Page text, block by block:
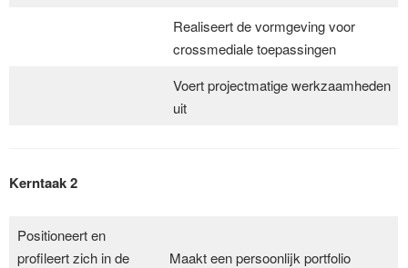
Realiseert de vormgeving voor
crossmediale toepassingen
Voert projectmatige werkzaamheden
uit
Kerntaak 2
Positioneert en
profileert zich in de
Maakt een persoonlijk portfolio